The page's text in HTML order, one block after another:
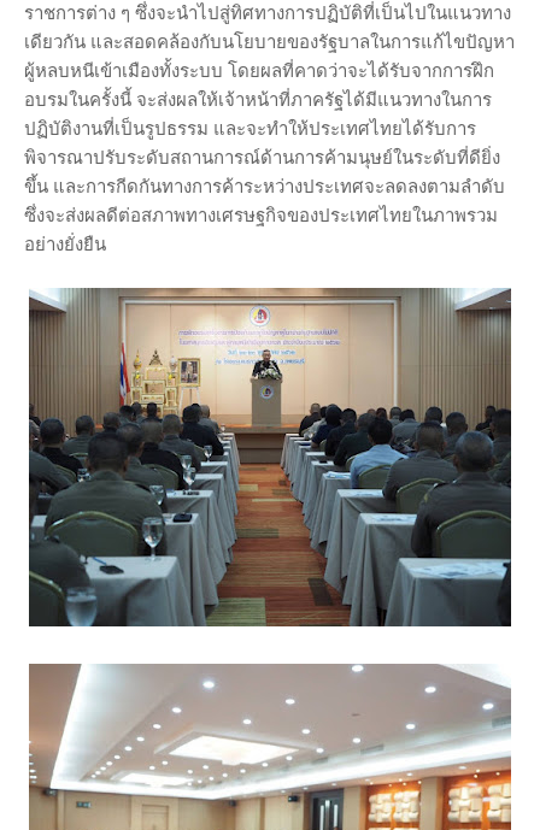
ราชการต่าง ๆ ซึ่งจะนำไปสู่ทิศทางการปฏิบัติที่เป็นไปในแนวทาง
เดียวกัน และสอดคล้องกับนโยบายของรัฐบาลในการแก้ไขปัญหา
ผู้หลบหนีเข้าเมืองทั้งระบบ โดยผลที่คาดว่าจะได้รับจากการฝึก
อบรมในครั้งนี้ จะส่งผลให้เจ้าหน้าที่ภาครัฐได้มีแนวทางในการ
ปฏิบัติงานที่เป็นรูปธรรม และจะทำให้ประเทศไทยได้รับการ
พิจารณาปรับระดับสถานการณ์ด้านการค้ามนุษย์ในระดับที่ดียิ่ง
ขึ้น และการกีดกันทางการค้าระหว่างประเทศจะลดลงตามลำดับ
ซึ่งจะส่งผลดีต่อสภาพทางเศรษฐกิจของประเทศไทยในภาพรวม
อย่างยั่งยืน